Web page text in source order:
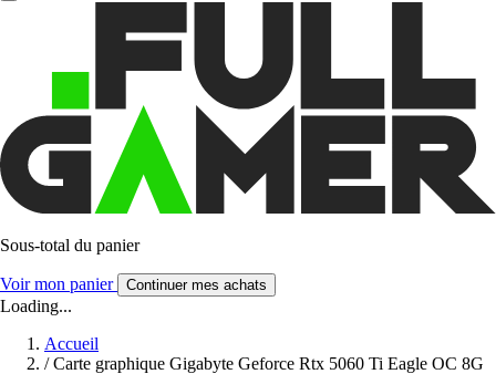
Sous-total du panier
Voir mon panier Continuer mes achats
Loading...
Accueil
/ Carte graphique Gigabyte Geforce Rtx 5060 Ti Eagle OC 8G